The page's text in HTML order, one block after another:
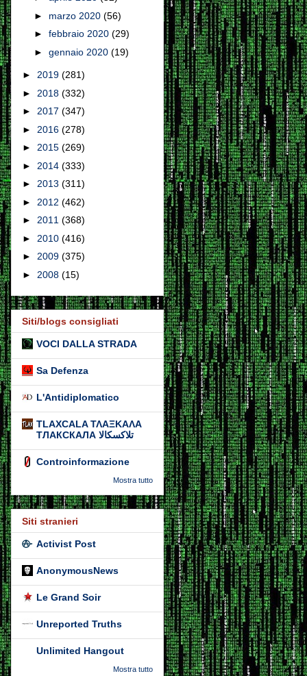
► marzo 2020 (56)
► febbraio 2020 (29)
► gennaio 2020 (19)
► 2019 (281)
► 2018 (332)
► 2017 (347)
► 2016 (278)
► 2015 (269)
► 2014 (333)
► 2013 (311)
► 2012 (462)
► 2011 (368)
► 2010 (416)
► 2009 (375)
► 2008 (15)
Siti/blogs consigliati
VOCI DALLA STRADA
Sa Defenza
L'Antidiplomatico
TLAXCALA ΤΛΑΞΚΑΛΑ
ТЛАКСКАЛА تلاكسكالا
Controinformazione
Mostra tutto
Siti stranieri
Activist Post
AnonymousNews
Le Grand Soir
Unreported Truths
Unlimited Hangout
Mostra tutto